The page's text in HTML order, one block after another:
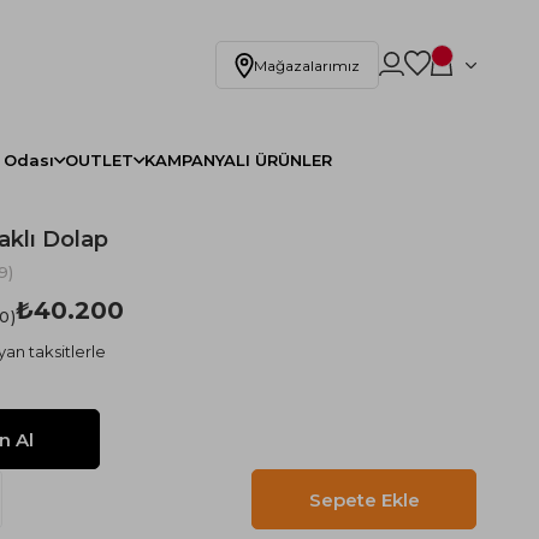
Mağazalarımız
OUTLET KAMPANYALI ÜRÜNLER
Dolap
₺40.200
taksitlerle